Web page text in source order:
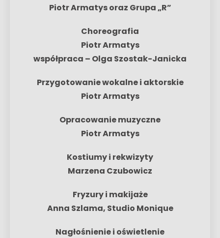
Piotr Armatys oraz Grupa „R”
Choreografia
Piotr Armatys
współpraca – Olga Szostak-Janicka
Przygotowanie wokalne i aktorskie
Piotr Armatys
Opracowanie muzyczne
Piotr Armatys
Kostiumy i rekwizyty
Marzena Czubowicz
Fryzury i makijaże
Anna Szlama, Studio Monique
Nagłośnienie i oświetlenie